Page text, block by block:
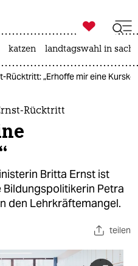
ich

taz zahl ich
katzen landtagswahl in
Rücktritt: „Erhoffe mir eine
Rücktritt
Britta Ernst ist
Petra
den Lehrkräftemangel.
teilen